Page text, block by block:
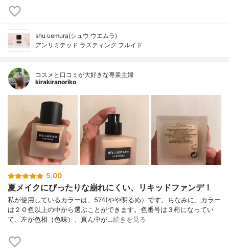
shu uemura(シュウ ウエムラ)
アンリミテッド ラスティング フルイド
コスメと口コミが大好きな専業主婦
kirakiranoriko
5.00
夏メイクにぴったりな崩れにくい、リキッドファンデ！
私が使用しているカラーは、574(やや明るめ）です。ちなみに、カラー
は２０色以上の中から選ぶことができます。色番号は３桁になってい
て、左が色相（色味）、真ん中が…続きを見る